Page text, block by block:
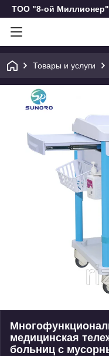
ТОО "8-ой Миллионер"
Товары и услуги
медицинская
больниц с